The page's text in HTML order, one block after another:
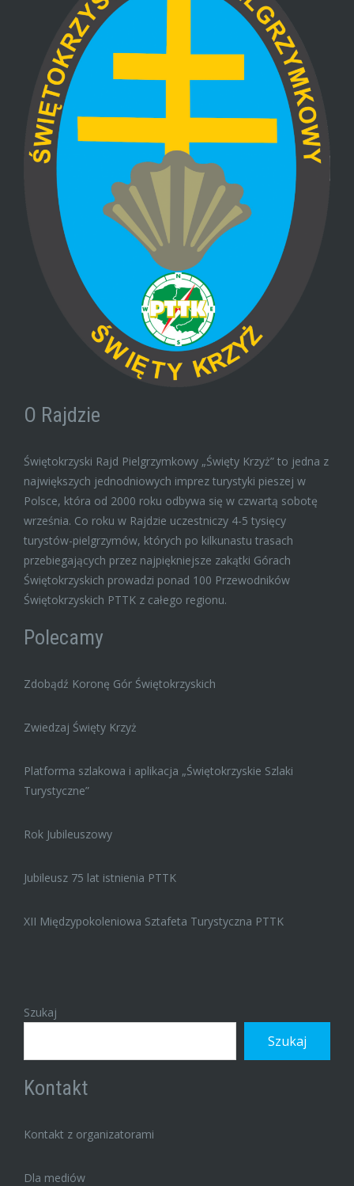
O Rajdzie
Świętokrzyski Rajd Pielgrzymkowy „Święty Krzyż” to jedna z
największych jednodniowych imprez turystyki pieszej w
Polsce, która od 2000 roku odbywa się w czwartą sobotę
września. Co roku w Rajdzie uczestniczy 4-5 tysięcy
turystów-pielgrzymów, których po kilkunastu trasach
przebiegających przez najpiękniejsze zakątki Górach
Świętokrzyskich prowadzi ponad 100 Przewodników
Świętokrzyskich PTTK z całego regionu.
Polecamy
Zdobądź Koronę Gór Świętokrzyskich
Zwiedzaj Święty Krzyż
Platforma szlakowa i aplikacja „Świętokrzyskie Szlaki
Turystyczne”
Rok Jubileuszowy
Jubileusz 75 lat istnienia PTTK
XII Międzypokoleniowa Sztafeta Turystyczna PTTK
Szukaj
Szukaj
Kontakt
Kontakt z organizatorami
Dla mediów